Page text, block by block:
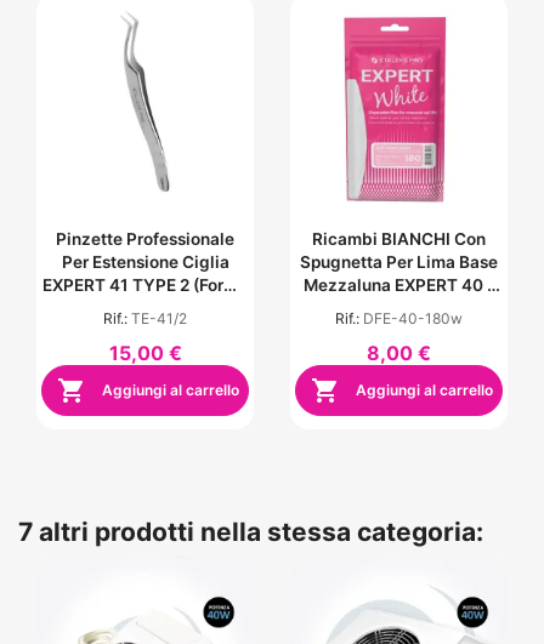
Pinzette Professionale
Per Estensione Ciglia
EXPERT 41 TYPE 2 (forma
L, 40')
Rif.: TE-41/2
15,00 €
 Aggiungi al carrello
Ricambi BIANCHI Con
Spugnetta Per Lima Base
Mezzaluna EXPERT 40 -
Grana 180 (30 Pezzi)
Rif.: DFE-40-180w
8,00 €
 Aggiungi al carrello
7 altri prodotti nella stessa categoria: